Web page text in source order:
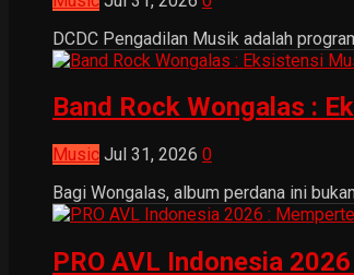
DCDC Pengadilan Musik adalah
Band Rock Wongalas :
Music Jul 31, 2026 0
Bagi Wongalas, album perdana ini
PRO AVL Indonesia